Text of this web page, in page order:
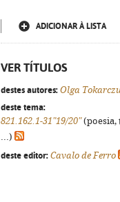
ADICIONAR À LISTA
VER TÍTULOS
destes autores: Olga
deste tema:
821.162.1-31"19/20"(poesia,
...)
deste editor: Cavalo de Ferro